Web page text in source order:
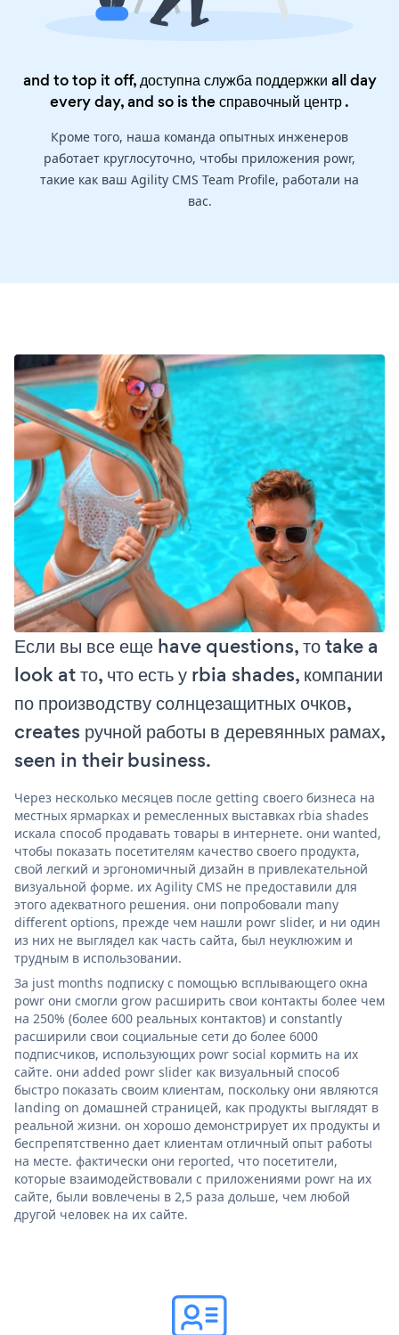
and to top it off, доступна служба поддержки all day
every day, and so is theсправочный центр.
Кроме того, наша команда опытных инженеров
работает круглосуточно, чтобы приложения powr,
такие как ваш Agility CMS Team Profile, работали на
вас.
Если вы все еще have questions, то take a
look at то, что есть у rbia shades, компании
по производству солнцезащитных очков,
creates ручной работы в деревянных рамах,
seen in their business.
Через несколько месяцев после getting своего бизнеса на
местных ярмарках и ремесленных выставках rbia shades
искала способ продавать товары в интернете. они wanted,
чтобы показать посетителям качество своего продукта,
свой легкий и эргономичный дизайн в привлекательной
визуальной форме. их Agility CMS не предоставили для
этого адекватного решения. они попробовали many
different options, прежде чем нашли powr slider, и ни один
из них не выглядел как часть сайта, был неуклюжим и
трудным в использовании.
За just months подписку с помощью всплывающего окна
powr они смогли grow расширить свои контакты более чем
на 250% (более 600 реальных контактов) и constantly
расширили свои социальные сети до более 6000
подписчиков, использующих powr social кормить на их
сайте. они added powr slider как визуальный способ
быстро показать своим клиентам, поскольку они являются
landing on домашней страницей, как продукты выглядят в
реальной жизни. он хорошо демонстрирует их продукты и
беспрепятственно дает клиентам отличный опыт работы
на месте. фактически они reported, что посетители,
которые взаимодействовали с приложениями powr на их
сайте, были вовлечены в 2,5 раза дольше, чем любой
другой человек на их сайте.